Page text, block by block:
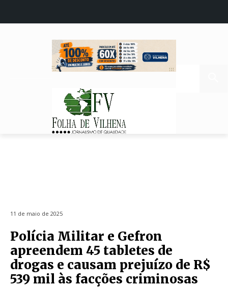
11 de maio de 2025
Polícia Militar e Gefron
apreendem 45 tabletes de
drogas e causam prejuízo de R$
539 mil às facções criminosas